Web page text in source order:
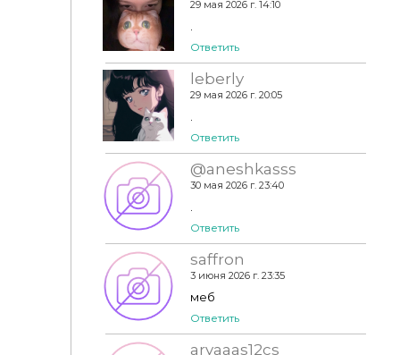
Гостиная | The Quiet Hour by Tamsie
29 мая 2026 г. 14:10
.
Ответить
leberly
29 мая 2026 г. 20:05
.
Ответить
@aneshkasss
30 мая 2026 г. 23:40
.
Ответить
saffron
3 июня 2026 г. 23:35
меб
Ответить
aryaaas12cs